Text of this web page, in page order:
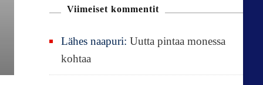
Viimeiset kommentit
Lähes naapuri:Uutta pintaa monessa
kohtaa